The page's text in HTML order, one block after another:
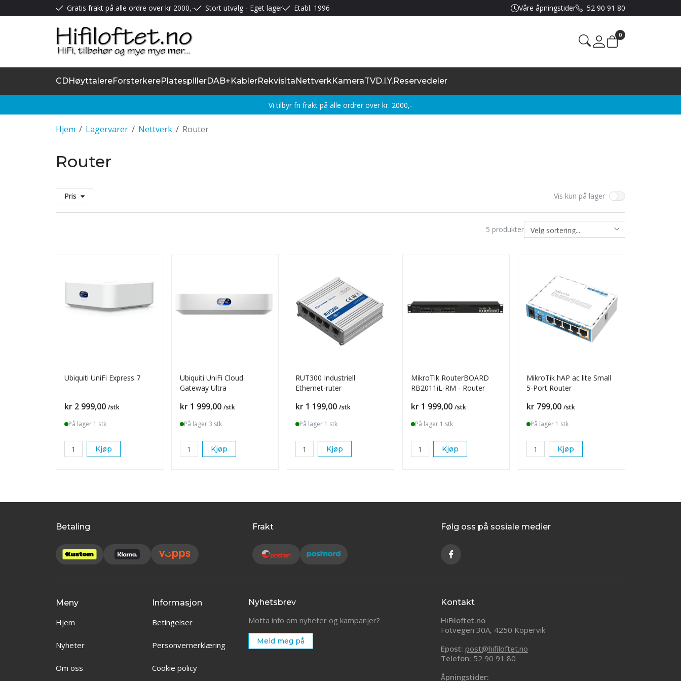
Gratis frakt på alle ordre over kr 2000,- Stort utvalg - Eget lager Etabl. 1996 Våre åpningstider 52 90 91 80
Mine sider
0
CDHøyttalereForsterkerePlatespillerDAB+KablerRekvisitaNettverkKameraTVD.I.Y.Reservedeler
Vi tilbyr fri frakt på alle ordrer over kr. 2000,-
/
Hjem /
Lagervarer /
Nettverk Router
Router
Pris Vis kun på lager
5 produkter
Ubiquiti UniFi Express 7
Pris
kr 2 999,00 /stk
På lager 1 stk
Kjøp
Ubiquiti UniFi Cloud
Gateway Ultra
Pris
kr 1 999,00 /stk
På lager 3 stk
Kjøp
RUT300 Industriell
Ethernet-ruter
Pris
kr 1 199,00 /stk
På lager 1 stk
Kjøp
MikroTik RouterBOARD
RB2011iL-RM - Router
Pris
kr 1 999,00 /stk
På lager 1 stk
Kjøp
MikroTik hAP ac lite Small
5-Port Router
Pris
kr 799,00 /stk
På lager 1 stk
Kjøp
Betaling Frakt Følg oss på sosiale medier
Meny
Hjem
Nyheter
Om oss
Informasjon
Betingelser
Personvernerklæring
Cookie policy
Nyhetsbrev
Motta info om nyheter og kampanjer?
Meld meg på
Kontakt
HiFiloftet.no
Fotvegen 30A, 4250 Kopervik
Epost: post@hifiloftet.no
Telefon: 52 90 91 80
Åpningstider: